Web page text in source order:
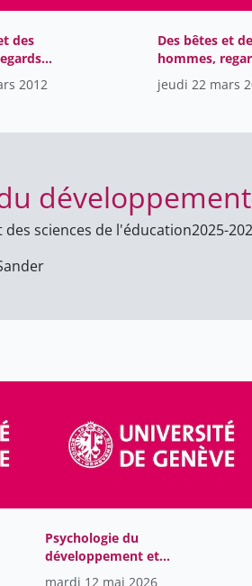
des
la nature
2012
Des bêtes et
hommes,
médiévaux sur
et les animaux
jeudi 22 mars
sciences de l'éducation2025-
Psychologie du
développement et
apprentissage en
mardi 12 mai 2026